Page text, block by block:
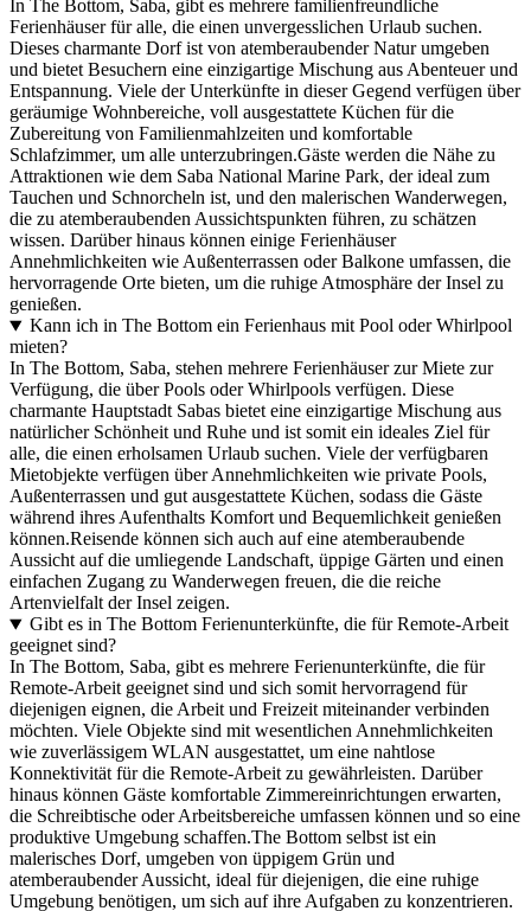
In The Bottom, Saba, gibt es mehrere familienfreundliche
Ferienhäuser für alle, die einen unvergesslichen Urlaub suchen.
Dieses charmante Dorf ist von atemberaubender Natur umgeben
und bietet Besuchern eine einzigartige Mischung aus Abenteuer und
Entspannung. Viele der Unterkünfte in dieser Gegend verfügen über
geräumige Wohnbereiche, voll ausgestattete Küchen für die
Zubereitung von Familienmahlzeiten und komfortable
Schlafzimmer, um alle unterzubringen.Gäste werden die Nähe zu
Attraktionen wie dem Saba National Marine Park, der ideal zum
Tauchen und Schnorcheln ist, und den malerischen Wanderwegen,
die zu atemberaubenden Aussichtspunkten führen, zu schätzen
wissen. Darüber hinaus können einige Ferienhäuser
Annehmlichkeiten wie Außenterrassen oder Balkone umfassen, die
hervorragende Orte bieten, um die ruhige Atmosphäre der Insel zu
genießen.
Kann ich in The Bottom ein Ferienhaus mit Pool oder Whirlpool
mieten?
In The Bottom, Saba, stehen mehrere Ferienhäuser zur Miete zur
Verfügung, die über Pools oder Whirlpools verfügen. Diese
charmante Hauptstadt Sabas bietet eine einzigartige Mischung aus
natürlicher Schönheit und Ruhe und ist somit ein ideales Ziel für
alle, die einen erholsamen Urlaub suchen. Viele der verfügbaren
Mietobjekte verfügen über Annehmlichkeiten wie private Pools,
Außenterrassen und gut ausgestattete Küchen, sodass die Gäste
während ihres Aufenthalts Komfort und Bequemlichkeit genießen
können.Reisende können sich auch auf eine atemberaubende
Aussicht auf die umliegende Landschaft, üppige Gärten und einen
einfachen Zugang zu Wanderwegen freuen, die die reiche
Artenvielfalt der Insel zeigen.
Gibt es in The Bottom Ferienunterkünfte, die für Remote-Arbeit
geeignet sind?
In The Bottom, Saba, gibt es mehrere Ferienunterkünfte, die für
Remote-Arbeit geeignet sind und sich somit hervorragend für
diejenigen eignen, die Arbeit und Freizeit miteinander verbinden
möchten. Viele Objekte sind mit wesentlichen Annehmlichkeiten
wie zuverlässigem WLAN ausgestattet, um eine nahtlose
Konnektivität für die Remote-Arbeit zu gewährleisten. Darüber
hinaus können Gäste komfortable Zimmereinrichtungen erwarten,
die Schreibtische oder Arbeitsbereiche umfassen können und so eine
produktive Umgebung schaffen.The Bottom selbst ist ein
malerisches Dorf, umgeben von üppigem Grün und
atemberaubender Aussicht, ideal für diejenigen, die eine ruhige
Umgebung benötigen, um sich auf ihre Aufgaben zu konzentrieren.